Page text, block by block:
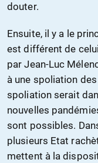
douter.
Ensuite, il y a le
est différent de
par Jean-Luc
à une spoliation
spoliation serait
nouvelles
sont possibles.
plusieurs Etat
mettent à la